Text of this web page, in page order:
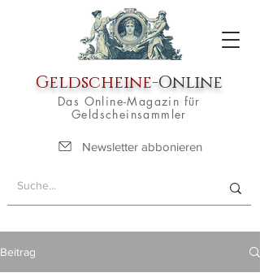
Geldscheine-Online
Das Online-Magazin für
Geldscheinsammler
Newsletter abbonieren
Beitrag